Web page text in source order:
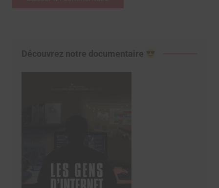
Découvrez notre documentaire